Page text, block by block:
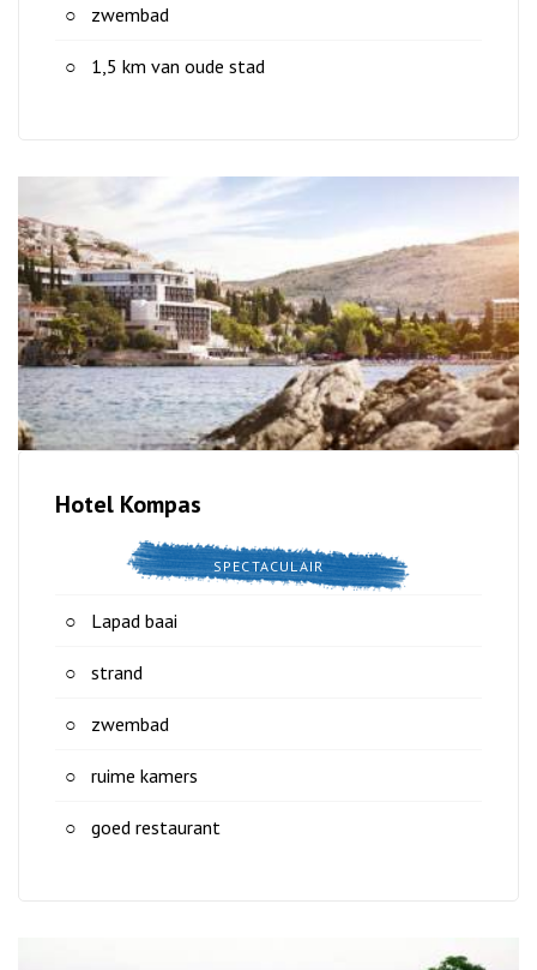
zwembad
1,5 km van oude stad
Hotel Kompas
SPECTACULAIR
Lapad baai
strand
zwembad
ruime kamers
goed restaurant